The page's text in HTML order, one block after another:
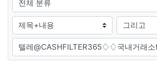
검색조건 검색방법
검색어